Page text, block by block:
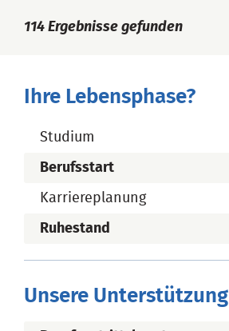
114 Ergebnisse gefunden
Ihre Lebensphase?
Studium
Berufsstart
Karriereplanung
Ruhestand
Unsere Unterstützung